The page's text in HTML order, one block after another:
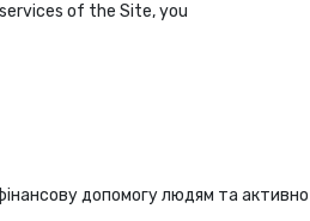
допомогу людям та
of the Site, you